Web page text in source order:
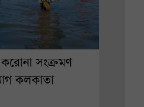
করোনা সংক্রমণ
কলকাতা